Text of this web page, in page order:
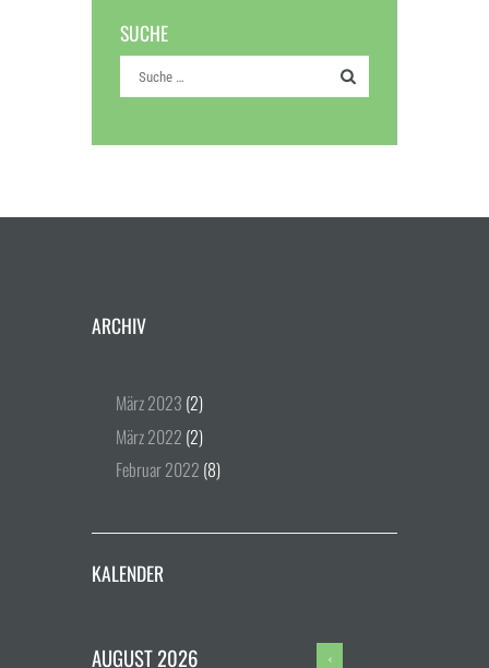
SUCHE
ARCHIV
März2023 (2)
März2022 (2)
Februar2022 (8)
KALENDER
AUGUST2026